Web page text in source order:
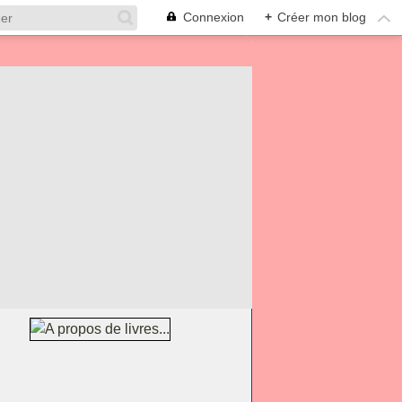
Connexion + Créer mon blog